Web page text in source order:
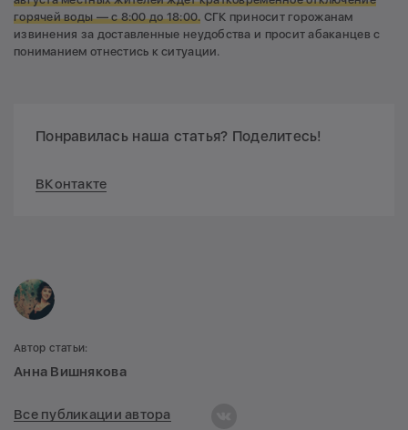
горячей воды — с 8:00 до 18:00. СГК приносит горожанам
извинения за доставленные неудобства и просит абаканцев с
пониманием отнестись к ситуации.
Понравилась наша статья? Поделитесь!
ВКонтакте
Автор статьи:
Анна Вишнякова
Все публикации автора